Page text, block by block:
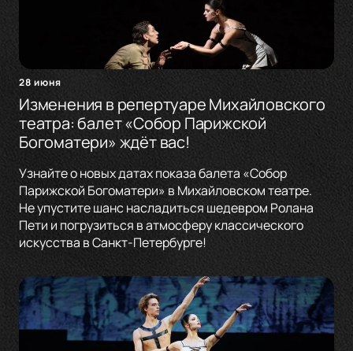
28 июня
Изменения в репертуаре Михайловского
театра: балет «Собор Парижской
Богоматери» ждёт вас!
Узнайте о новых датах показа балета «Собор
Парижской Богоматери» в Михайловском театре.
Не упустите шанс насладиться шедевром Ролана
Пети и погрузиться в атмосферу классического
искусства в Санкт-Петербурге!